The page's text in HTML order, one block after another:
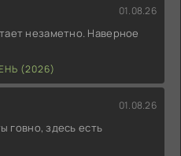
01.08.26
незаметно. Наверное
(2026)
01.08.26
говно, здесь есть